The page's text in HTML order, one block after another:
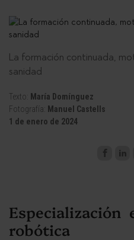
La formación continuada,
sanidad
Texto:
María Domínguez
Fotografía:
Manuel Castells
1 de enero de 2024
Especialización
robótica